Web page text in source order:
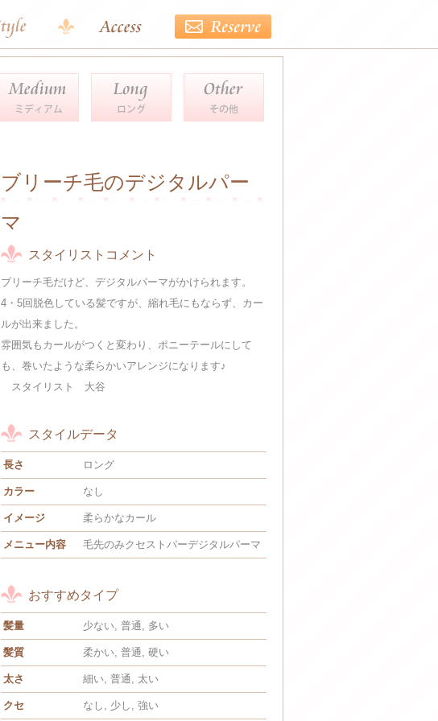
ブリーチ毛のデジタルパー
マ
スタイリストコメント
ブリーチ毛だけど、デジタルパーマがかけられます。
4・5回脱色している髪ですが、縮れ毛にもならず、カー
ルが出来ました。
雰囲気もカールがつくと変わり、ポニーテールにして
も、巻いたような柔らかいアレンジになります♪
スタイリスト 大谷
スタイルデータ
長さ ロング
カラー なし
イメージ 柔らかなカール
メニュー内容 毛先のみクセストパーデジタルパーマ
おすすめタイプ
髪量 少ない, 普通, 多い
髪質 柔かい, 普通, 硬い
太さ 細い, 普通, 太い
クセ なし, 少し, 強い